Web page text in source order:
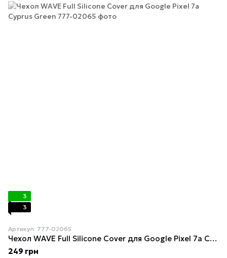
3
3
Артикул: 777-02065
Чехол WAVE Full Silicone Cover для Google Pixel 7a Cyprus Green
249 грн